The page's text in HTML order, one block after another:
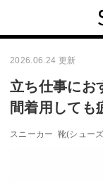
2026.06.24 更新
立ち仕事にお
間着用しても
スニーカー 靴(シュー